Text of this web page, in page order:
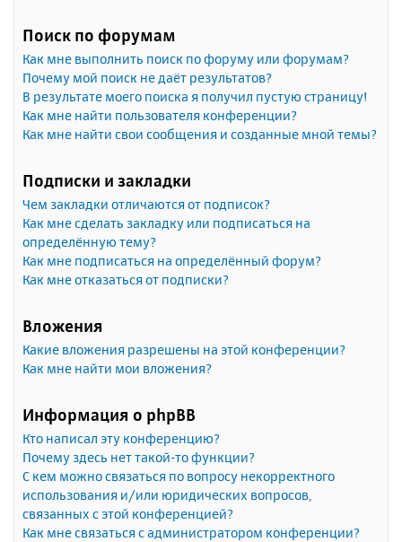
Поиск по форумам
Как мне выполнить поиск по форуму или форумам?
Почему мой поиск не даёт результатов?
В результате моего поиска я получил пустую страницу!
Как мне найти пользователя конференции?
Как мне найти свои сообщения и созданные мной темы?
Подписки и закладки
Чем закладки отличаются от подписок?
Как мне сделать закладку или подписаться на
определённую тему?
Как мне подписаться на определённый форум?
Как мне отказаться от подписки?
Вложения
Какие вложения разрешены на этой конференции?
Как мне найти мои вложения?
Информация о phpBB
Кто написал эту конференцию?
Почему здесь нет такой-то функции?
С кем можно связаться по вопросу некорректного
использования и/или юридических вопросов,
связанных с этой конференцией?
Как мне связаться с администратором конференции?